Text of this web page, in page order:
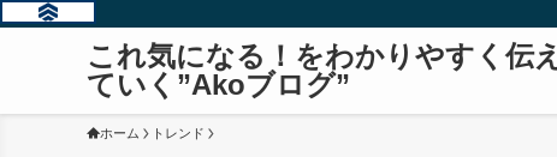
これ気になる！をわかりやすく伝え
ていく”Akoブログ”
ホーム トレンド